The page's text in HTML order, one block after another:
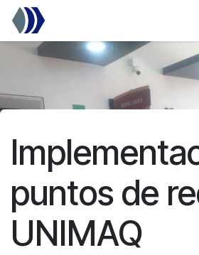
Ir al contenido
puntos de
UNIMAQ